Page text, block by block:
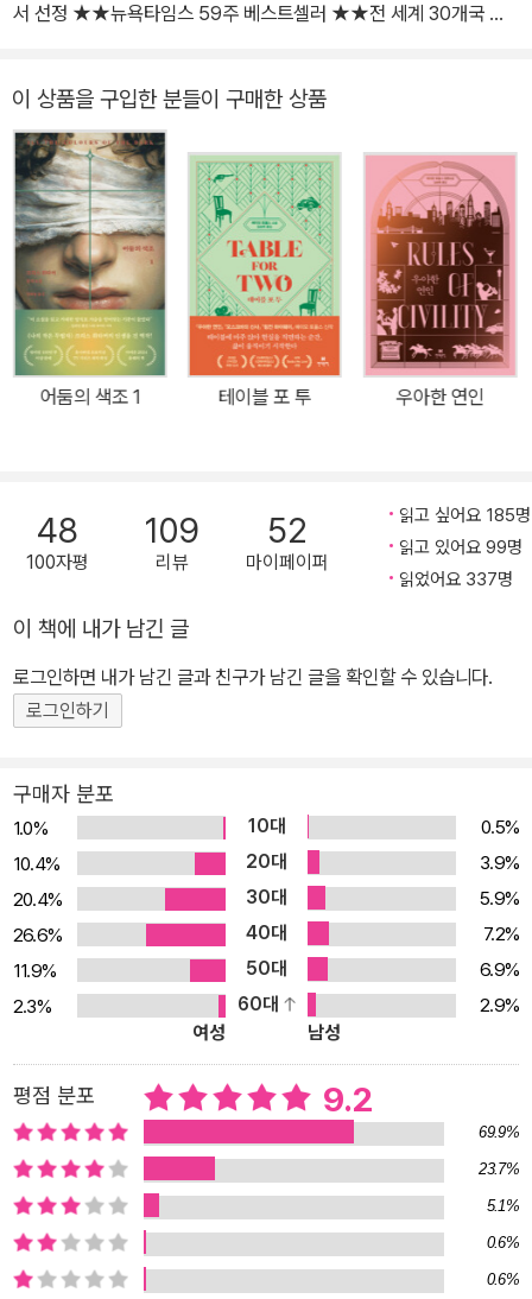
의 작가적 시선 아래에 두고, 소년의 생애 중 1954년 6월의 어느 열
사로잡으면서 출간 즉시 《뉴욕타임스》 그 베스트셀러 1위에 올랐다.
그는 현재 아내와 두 아이와 함께 맨해튼에 살고 있다. 사진출처 : ⓒ
David Jacobs
서 선정 ★★뉴욕타임스 59주 베스트셀러 ★★전 세계 30개국 출
《워싱턴 포스트》 올해의 책 ★2018 더블린문학상 후보 ★케네스 브
래너 제작·주연 TV 드라마화 ■ 빌 게이츠 추천 서평 번역 전문 『모
스크바의 신사』에는 소설의 거의 모든 것이 골고루 담겨 있다 빌 게이
츠(2019년 5월 20일) 멜린더와 나는 때때로 같은 책을 동시에 읽는
다. 그것은 보통 무척 재미있는 일이지만, 둘 중 한 사람이 다른 사람
보다 더 많은 분량을 읽었을 경우에는 곤란한 상황에 빠지기도 한다.
최근 우리 둘 다 에이모 토울스의 『모스크바의 신사』를 읽었을 때 그
런 일이 일어났다. 어느 시점에선가 내 눈에 눈물이 글썽해졌다. 작중
인물 가운데 한 사람이 다쳐서 병원에 가야 했기 때문이다. 멜린더의
진도는 나보다 몇 장 뒤처져 있었다. 내가 우는 것을 본 아내는 자신이
며, 한 남자의 눈을 통해 러시아 역사를 놀랍도록 낙관적으로 바라보
는 작품이다. 소설의 시작 부분에서 알렉산드르 일리치 로스토프 백
야 하는 형에 처해진다. 때는 1922년, 볼셰비키가 새롭게 형성된 소
비에트 연방의 권력을 막 장악한 시기이다. 소설은 이후 30년 동안
자신의 삶을 제약하는 조건에도 불구하고 삶을 최대한 활용하는 백작
울스가 이 소설에서 묘사한 것과 똑같아 보였다). 그곳은 다른 시기에
는 어떤 모습이었을지 상상하지 않을 수 없는, 그런 곳이다. 길을 사이
에 두고 크렘린 맞은편에 위치한 이 호텔은 볼셰비키 혁명과 소비에
트 연방의 흥망성쇠를 용케 잘 견뎌내고 살아남았다. 하나의 건물치
고는 아주 많은 역사가 담긴 호텔인 것이다. 이 작품에 나오는 많은 장
면들은 실제로는 일어난 적이 없지만(내가 아는 한 그렇다), 그러나
메트로폴 호텔의 역사를 고려하면 어렵지 않게 상상할 수 있다. 기억
할 만한 한 장(章)에서 볼셰비키 관리들은 와인 목록이 존재하는 것
와인 저장고에 있는 10만 병이 넘는 와인 병에서 라벨을 떼어내야 하
고, 그곳 식당에서는 모든 와인을 동일한 가격으로 팔아야 한다. 자신
을 와인 전문가로 여기는 백작은 충격을 받는다. 로스토프 백작은 시
간이 멈춰버린 관찰자로서 이 같은 변화가 오고가는 것을 지켜본다.
나에게 그는 작품 속의 다른 인물들과는 다른 시대에서 온 사람처럼
느껴진다. 그는 그 모든 정치적 혼란을 겪으면서도 살아남는데, 그 이
이 상품을 구입한 분들이 구매한 상품
어둠의 색조 1 테이블 포 투 우아한 연인
48
100자평
109
리뷰
52
마이페이퍼
읽고 싶어요 185명
읽고 있어요 99명
읽었어요 337명
이 책에 내가 남긴 글
로그인하면 내가 남긴 글과 친구가 남긴 글을 확인할 수 있습니다.
로그인하기
구매자 분포
1.0% 10대
0.5%
10.4%
20대
3.9%
20.4%
30대
5.9%
26.6%
40대
7.2%
11.9%
50대
6.9%
2.3%
60대
2.9%
여성
남성
평점 분포 9.2
69.9%
23.7%
5.1%
0.6%
0.6%